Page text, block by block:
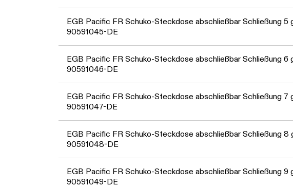
EGB Pacific FR Schuko-Steckdose abschließbar Schließung 5
90591045-DE
EGB Pacific FR Schuko-Steckdose abschließbar Schließung 6
90591046-DE
EGB Pacific FR Schuko-Steckdose abschließbar Schließung 7
90591047-DE
EGB Pacific FR Schuko-Steckdose abschließbar Schließung 8
90591048-DE
EGB Pacific FR Schuko-Steckdose abschließbar Schließung 9
90591049-DE